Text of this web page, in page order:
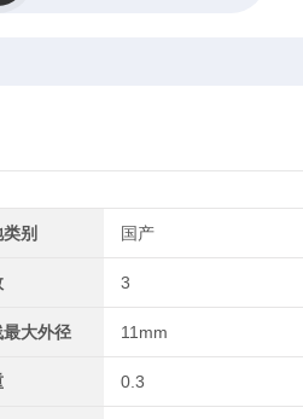
别 国产
3
最大外径 11mm
0.3